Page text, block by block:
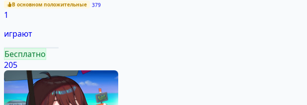
В основном положительные
379
1
играют
Бесплатно
205